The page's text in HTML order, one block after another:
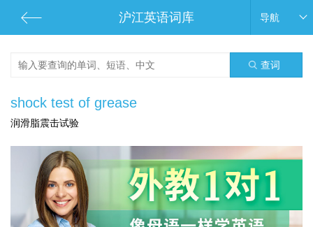
沪江英语词库 导航
查词
shock test of grease
润滑脂震击试验